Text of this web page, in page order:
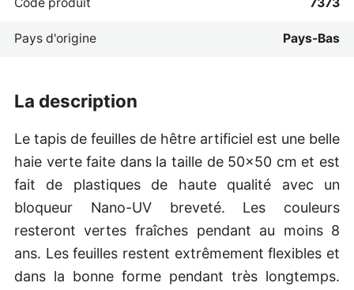
la description
Le tapis de feuilles de hêtre artificiel est une belle
haie verte faite dans la taille de 50x50 cm et est
fait de plastiques de haute qualité avec un
bloqueur Nano-UV breveté. Les couleurs
resteront vertes fraîches pendant au moins 8
ans. Les feuilles restent extrêmement flexibles et
dans la bonne forme pendant très longtemps.
Pays d'origine Pays-Bas